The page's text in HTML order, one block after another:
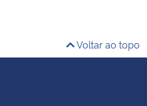
Voltar ao topo